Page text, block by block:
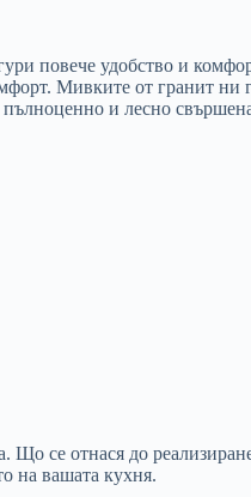
повече удобство и
Мивките от гранит ни
и лесно
Що се отнася до
на вашата кухня.